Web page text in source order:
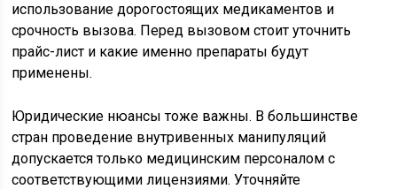
использование дорогостоящих медикаментов и
срочность вызова. Перед вызовом стоит уточнить
прайс-лист и какие именно препараты будут
применены.
Юридические нюансы тоже важны. В большинстве
стран проведение внутривенных манипуляций
допускается только медицинским персоналом с
соответствующими лицензиями. Уточняйте